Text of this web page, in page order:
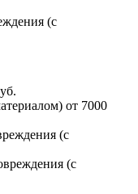
(с
от 7000
(с
(с